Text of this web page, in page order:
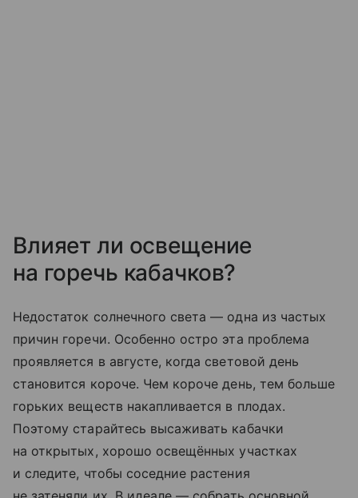
Влияет ли освещение
на горечь кабачков?
Недостаток солнечного света — одна из частых
причин горечи. Особенно остро эта проблема
проявляется в августе, когда световой день
становится короче. Чем короче день, тем больше
горьких веществ накапливается в плодах.
Поэтому старайтесь высаживать кабачки
на открытых, хорошо освещённых участках
и следите, чтобы соседние растения